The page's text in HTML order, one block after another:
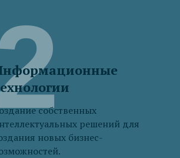
собственных
решений для
новых бизнес-